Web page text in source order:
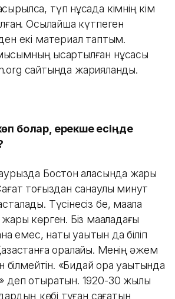
түп нұсқада кімнің кім
Осылайша күтпеген
екі материал таптым.
қысқартылған нұсқасы
сайтында жарияланды.
болар, ерекше есіңде
Бостон қаласында жарық
тоғыздан санаулы минут
Түсінесіз бе, мақала
көрген. Біз мақаладағы
емес, нақты уақытын да біліп
оралайық. Менің әжем
білмейтін. «Бидай орақ уақытында
деп отыратын. 1920-30 жылы
көбі туған сағатын